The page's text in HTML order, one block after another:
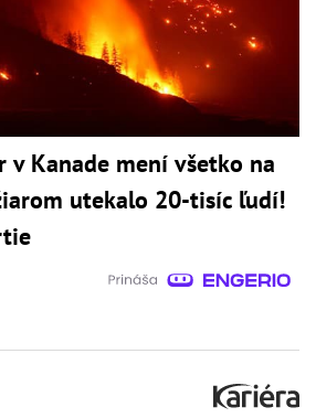
v Kanade mení všetko na
utekalo 20-tisíc ľudí!